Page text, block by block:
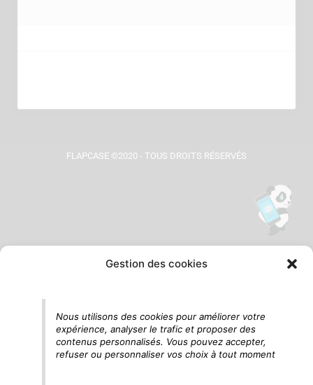
Gestion des cookies
Nous utilisons des cookies pour améliorer votre
expérience, analyser le trafic et proposer des
contenus personnalisés. Vous pouvez accepter,
refuser ou personnaliser vos choix à tout moment
FLAPCASE ©2020 - TOUS DROITS RÉSERVÉS
Tu vois le panda, c'est là !